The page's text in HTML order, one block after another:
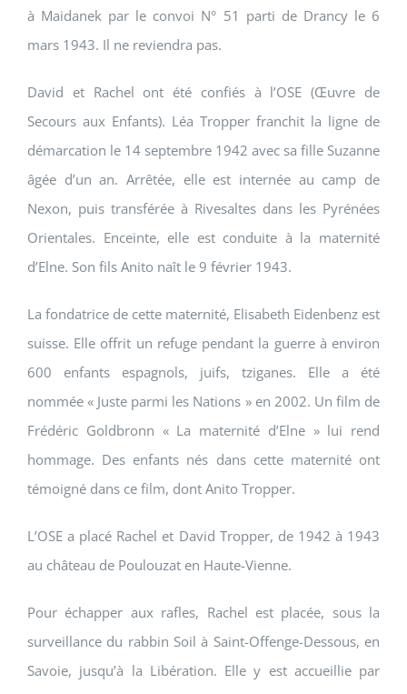
à Maidanek par le convoi N° 51 parti de Drancy le 6
mars 1943. Il ne reviendra pas.
David et Rachel ont été confiés à l’OSE (Œuvre de
Secours aux Enfants). Léa Tropper franchit la ligne de
démarcation le 14 septembre 1942 avec sa fille Suzanne
âgée d’un an. Arrêtée, elle est internée au camp de
Nexon, puis transférée à Rivesaltes dans les Pyrénées
Orientales. Enceinte, elle est conduite à la maternité
d’Elne. Son fils Anito naît le 9 février 1943.
La fondatrice de cette maternité, Elisabeth Eidenbenz est
suisse. Elle offrit un refuge pendant la guerre à environ
600 enfants espagnols, juifs, tziganes. Elle a été
nommée « Juste parmi les Nations » en 2002. Un film de
Frédéric Goldbronn « La maternité d’Elne » lui rend
hommage. Des enfants nés dans cette maternité ont
témoigné dans ce film, dont Anito Tropper.
L’OSE a placé Rachel et David Tropper, de 1942 à 1943
au château de Poulouzat en Haute-Vienne.
Pour échapper aux rafles, Rachel est placée, sous la
surveillance du rabbin Soil à Saint-Offenge-Dessous, en
Savoie, jusqu’à la Libération. Elle y est accueillie par